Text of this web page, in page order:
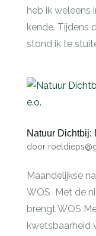
heb ik weleens
kende. Tijdens
stond ik te
Natuur Dichtbij:
door
Maandelijkse
WOS Met de
brengt WOS
kwetsbaarheid